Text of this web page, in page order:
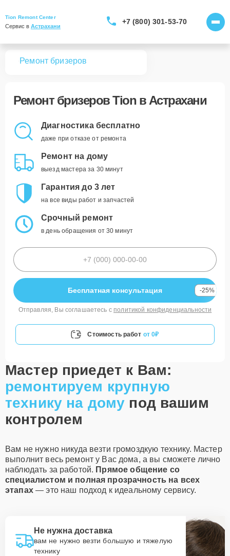
Tion Remont Center
Сервис в Астрахани
+7 (800) 301-53-70
Ремонт бризеров
Ремонт бризеров Tionв Астрахани
Диагностика бесплатно
даже при отказе от ремонта
Ремонт на дому
выезд мастера за 30 минут
Гарантия до 3 лет
на все виды работ и запчастей
Срочный ремонт
в день обращения от 30 минут
Бесплатная консультация -25%
Отправляя, Вы соглашаетесь с политикой конфиденциальности
Стоимость работ от 0₽
Мастер приедет к Вам:
ремонтируем крупную
технику на дому под вашим
контролем
Вам не нужно никуда везти громоздкую технику. Мастер
выполнит весь ремонт у Вас дома, а вы сможете лично
наблюдать за работой. Прямое общение со
специалистом и полная прозрачность на всех
этапах— это наш подход к идеальному сервису.
Не нужна доставка
вам не нужно везти большую и тяжелую
технику